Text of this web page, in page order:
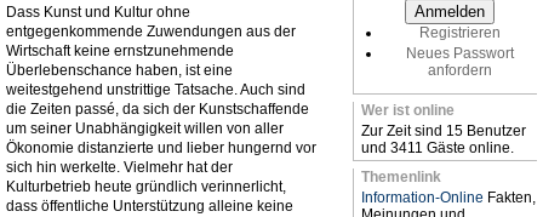
Dass Kunst und Kultur ohne
entgegenkommende Zuwendungen aus der
Wirtschaft keine ernstzunehmende
Überlebenschance haben, ist eine
weitestgehend unstrittige Tatsache. Auch sind
die Zeiten passé, da sich der Kunstschaffende
um seiner Unabhängigkeit willen von aller
Ökonomie distanzierte und lieber hungernd vor
sich hin werkelte. Vielmehr hat der
Kulturbetrieb heute gründlich verinnerlicht,
dass öffentliche Unterstützung alleine keine
Registrieren
Neues Passwort
anfordern
Wer ist online
Zur Zeit sind 15 Benutzer
und 3411 Gäste online.
Themenlink
Information-Online Fakten,